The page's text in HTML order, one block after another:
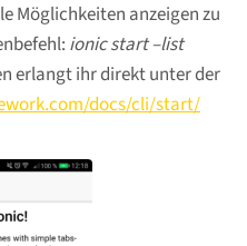
Möglichkeiten anzeigen zu
ionic start –list
erlangt ihr direkt unter der
docs/cli/start/